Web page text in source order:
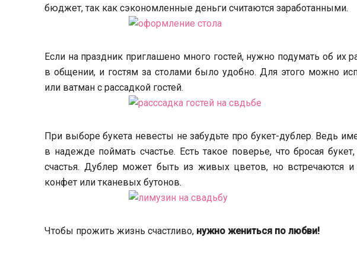
бюджет, так как сэкономленные деньги считаются заработанными.
Если на праздник приглашено много гостей, нужно подумать об их
в общении, и гостям за столами было удобно. Для этого можно
или ватман с рассадкой гостей.
При выборе букета невесты не забудьте про букет-дублер. Ведь
в надежде поймать счастье. Есть такое поверье, что бросая
счастья. Дублер может быть из живых цветов, но встречаются
конфет или тканевых бутонов.
Чтобы прожить жизнь счастливо, нужно жениться по любви!